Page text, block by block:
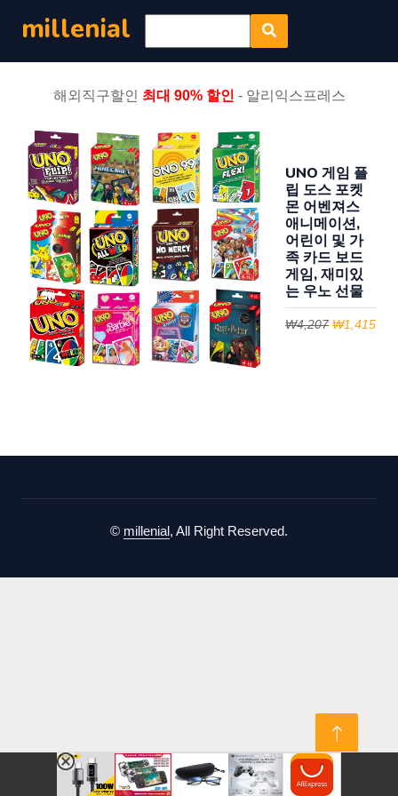
millenial
해외직구할인 최대 90% 할인 - 알리익스프레스
UNO 게임 플
립 도스 포켓
몬 어벤져스
애니메이션,
어린이 및 가
족 카드 보드
게임, 재미있
는 우노 선물
₩4,207 ₩1,415
© millenial, All Right Reserved.